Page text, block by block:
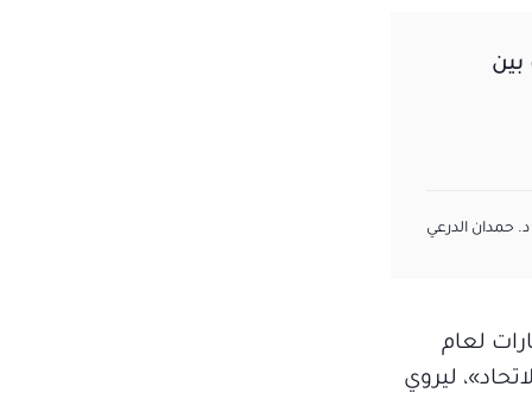
بين
د. حمدان الدرعي
لعام
ليروي